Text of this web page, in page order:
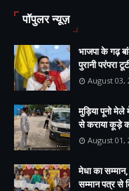
पॉपुलर न्यूज़
भाजपा के गढ़
पुरानी परंपरा
August 03,
मुड़िया पूनो मेले
से कराया कूड़े
August 01,
मेधा का
सम्मान पत्र से